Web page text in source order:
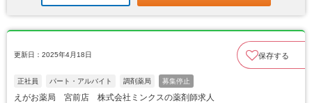
更新日：2025年4月18日 保存する
正社員 パート・アルバイト 調剤薬局 募集停止
えがお薬局 宮前店 株式会社ミンクスの薬剤師求人